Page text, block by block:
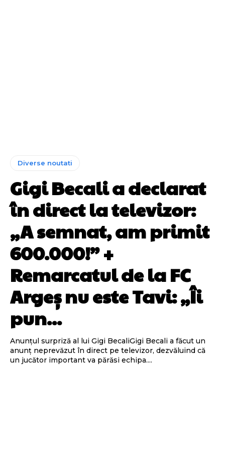
Diverse noutati
Gigi Becali a declarat
în direct la televizor:
„A semnat, am primit
600.000!” +
Remarcatul de la FC
Argeș nu este Tavi: „Îi
pun...
Anunțul surpriză al lui Gigi BecaliGigi Becali a făcut un
anunț neprevăzut în direct pe televizor, dezvăluind că
un jucător important va părăsi echipa....